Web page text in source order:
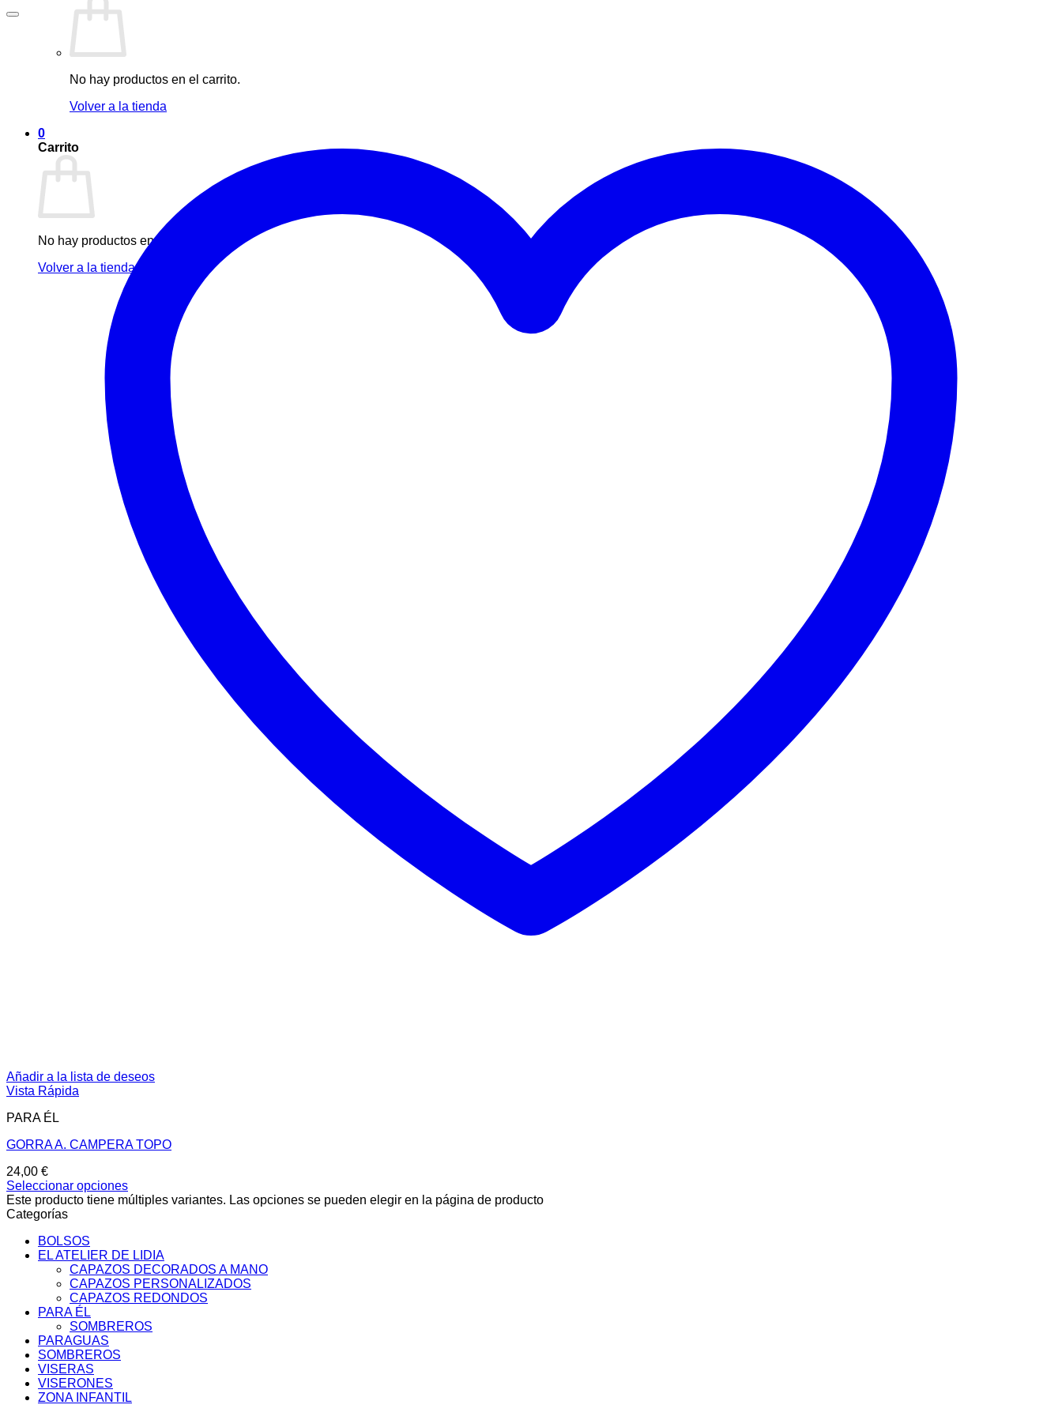
No hay productos en el carrito.
Volver a la tienda
0
Carrito
No hay productos en el carrito.
Volver a la tienda
Añadir a la lista de deseos
Vista Rápida
PARA ÉL
GORRA A. CAMPERA TOPO
24,00 €
Seleccionar opciones
Este producto tiene múltiples variantes. Las opciones se pueden elegir en la página de producto
Categorías
BOLSOS
EL ATELIER DE LIDIA
CAPAZOS DECORADOS A MANO
CAPAZOS PERSONALIZADOS
CAPAZOS REDONDOS
PARA ÉL
SOMBREROS
PARAGUAS
SOMBREROS
VISERAS
VISERONES
ZONA INFANTIL